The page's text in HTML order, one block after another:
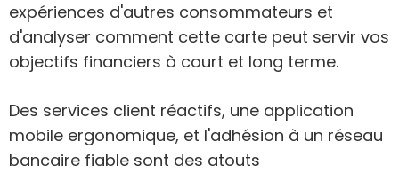
expériences d'autres consommateurs et
d'analyser comment cette carte peut servir vos
objectifs financiers à court et long terme.
Des services client réactifs, une application
mobile ergonomique, et l'adhésion à un réseau
bancaire fiable sont des atouts